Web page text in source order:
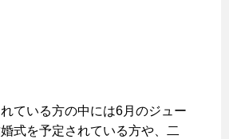
ている方の中には6月のジュー
式を予定されている方や、二